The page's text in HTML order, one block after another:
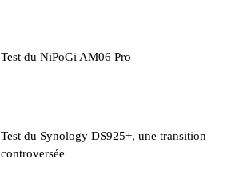
Test du NiPoGi AM06 Pro
Test du Synology DS925+, une transition
controversée